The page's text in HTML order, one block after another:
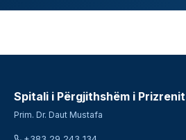
Spitali i Përgjithshëm i Prizrenit
Prim. Dr. Daut Mustafa